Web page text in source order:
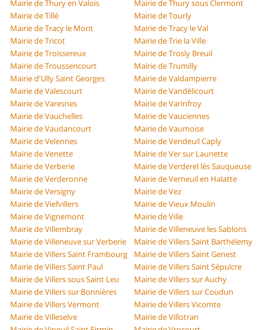
Mairie de Thury en Valois
Mairie de Thury sous Clermont
Mairie de Tillé
Mairie de Tourly
Mairie de Tracy le Mont
Mairie de Tracy le Val
Mairie de Tricot
Mairie de Trie la Ville
Mairie de Troissereux
Mairie de Trosly Breuil
Mairie de Troussencourt
Mairie de Trumilly
Mairie d'Ully Saint Georges
Mairie de Valdampierre
Mairie de Valescourt
Mairie de Vandélicourt
Mairie de Varesnes
Mairie de Varinfroy
Mairie de Vauchelles
Mairie de Vauciennes
Mairie de Vaudancourt
Mairie de Vaumoise
Mairie de Velennes
Mairie de Vendeuil Caply
Mairie de Venette
Mairie de Ver sur Launette
Mairie de Verberie
Mairie de Verderel lès Sauqueuse
Mairie de Verderonne
Mairie de Verneuil en Halatte
Mairie de Versigny
Mairie de Vez
Mairie de Viefvillers
Mairie de Vieux Moulin
Mairie de Vignemont
Mairie de Ville
Mairie de Villembray
Mairie de Villeneuve les Sablons
Mairie de Villeneuve sur Verberie
Mairie de Villers Saint Barthélemy
Mairie de Villers Saint Frambourg
Mairie de Villers Saint Genest
Mairie de Villers Saint Paul
Mairie de Villers Saint Sépulcre
Mairie de Villers sous Saint Leu
Mairie de Villers sur Auchy
Mairie de Villers sur Bonnières
Mairie de Villers sur Coudun
Mairie de Villers Vermont
Mairie de Villers Vicomte
Mairie de Villeselve
Mairie de Villotran